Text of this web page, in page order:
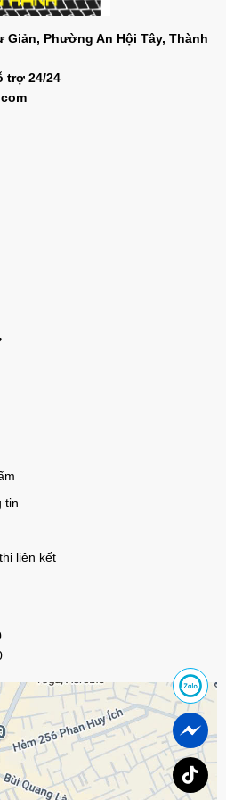
Giản, Phường An Hội Tây, Thành
trợ 24/24
tin
liên kết